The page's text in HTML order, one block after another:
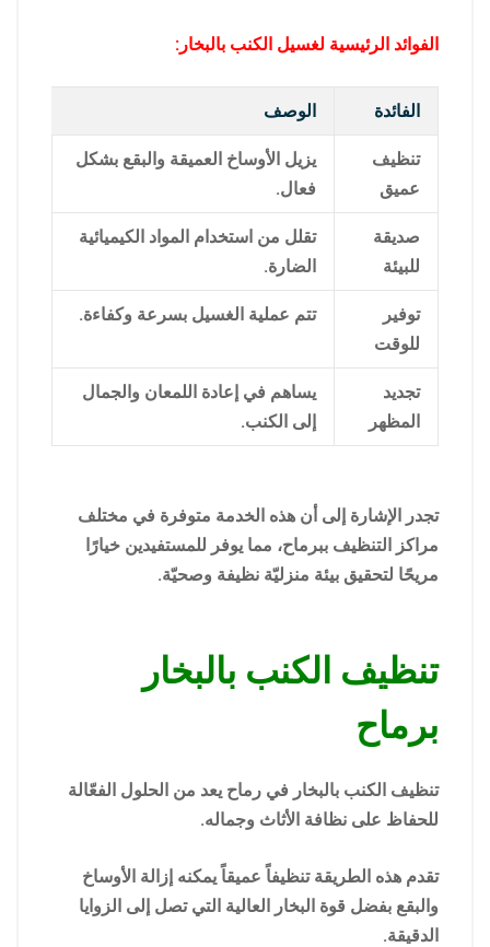
الفوائد الرئيسية لغسيل الكنب بالبخار:
الفائدة الوصف
تنظيف
عميق
يزيل الأوساخ العميقة والبقع بشكل
فعال.
صديقة
للبيئة
تقلل من استخدام المواد الكيميائية
الضارة.
توفير
للوقت
تتم عملية الغسيل بسرعة وكفاءة.
تجديد
المظهر
يساهم في إعادة اللمعان والجمال
إلى الكنب.
تجدر الإشارة إلى أن هذه الخدمة متوفرة في مختلف
مراكز التنظيف ببرماح، مما يوفر للمستفيدين خيارًا
مريحًا لتحقيق بيئة منزليّة نظيفة وصحيّة.
تنظيف الكنب بالبخار
برماح
تنظيف الكنب بالبخار في رماح يعد من الحلول الفعّالة
للحفاظ على نظافة الأثاث وجماله.
تقدم هذه الطريقة تنظيفاً عميقاً يمكنه إزالة الأوساخ
والبقع بفضل قوة البخار العالية التي تصل إلى الزوايا
الدقيقة.